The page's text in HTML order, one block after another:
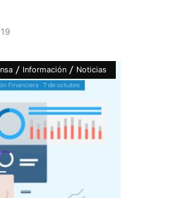
/ Información / Noticias